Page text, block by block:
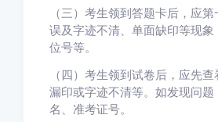
（三）考生领到答题卡后，应
误及字迹不清、单面缺印等现
位号等。
（四）考生领到试卷后，应先
漏印或字迹不清等。如发现问
名、准考证号。